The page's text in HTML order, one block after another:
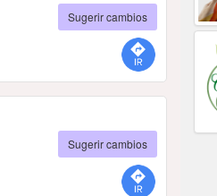
Sugerir cambios
Sugerir cambios